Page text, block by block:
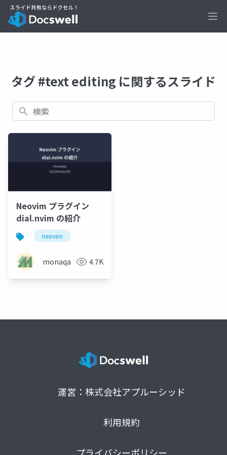
タグ #text editing に関するスライド
検索
Neovim プラグイン
dial.nvim の紹介
neovim
monaqa 4.7K
運営：株式会社アプルーシッド
利用規約